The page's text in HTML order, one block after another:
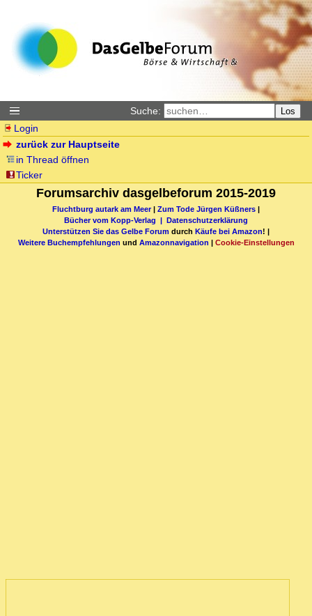
Suche: Los
Login
zurück zur Hauptseite
in Thread öffnen
Ticker
Forumsarchiv dasgelbeforum 2015-2019
Fluchtburg autark am Meer| Zum Tode Jürgen Küßners
Bücher vom Kopp-Verlag |
Datenschutzerklärung
Unterstützen Sie das Gelbe Forum durch Käufe bei Amazon! |
Weitere Buchempfehlungen und Amazonnavigation Cookie-Einstellungen